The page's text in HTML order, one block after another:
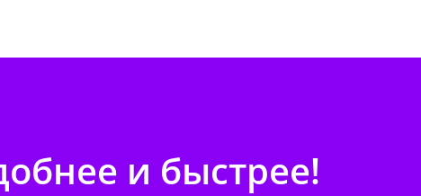
и быстрее!